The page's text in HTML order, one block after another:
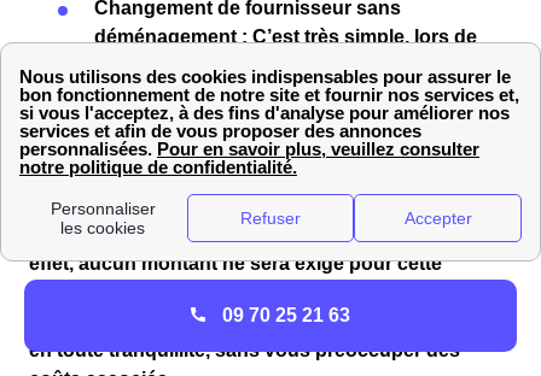
Changement de fournisseur sans
déménagement : C’est très simple, lors de
la
souscription avec le
nouveau
fournisseur, ce dernier se chargera de
contacter l'ancien fournisseuret de
procéder à la résiliationpour vous !
Si vous êtes un particulier,
résilier votre contrat de
oud’électricité ne vous coûtera aucun frais
effet, aucun montant ne sera exigé pour cette
déménagement ou changer de fournisseur d’énergie
en toute tranquillité, sans vous préoccuper des
09 70 25 21 63